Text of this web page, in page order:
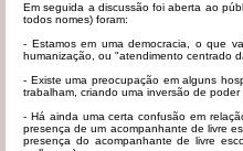
Em seguida a discussão foi aberta ao
todos nomes) foram:
- Estamos em uma democracia, o que
humanização, ou "atendimento centrado
- Existe uma preocupação em alguns
trabalham, criando uma inversão de poder
- Há ainda uma certa confusão em
presença de um acompanhante de livre
presença do acompanhante de livre